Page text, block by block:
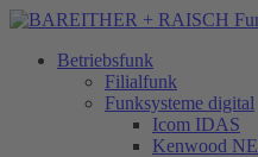
Betriebsfunk
Filialfunk
Funksysteme digital
Icom IDAS
Kenwood